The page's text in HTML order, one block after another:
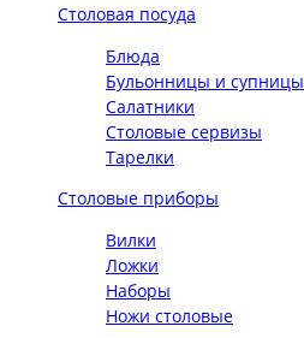
Столовая посуда
Блюда
Бульонницы и супницы
Салатники
Столовые сервизы
Тарелки
Столовые приборы
Вилки
Ложки
Наборы
Ножи столовые